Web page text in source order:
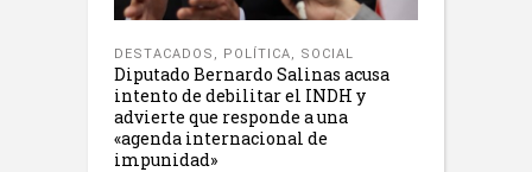
DESTACADOS , POLÍTICA, SOCIAL
Diputado Bernardo Salinas acusa
intento de debilitar el INDH y
advierte que responde a una
«agenda internacional de
impunidad»